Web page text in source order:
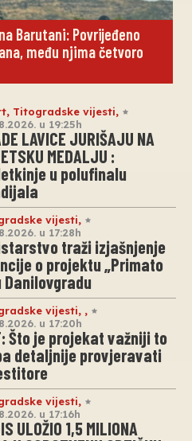
Barutani: Povrijeđeno
među njima četvoro
, Titogradske vijesti,
u 19:25h
LAVICE JURIŠAJU NA
MEDALJU :
u polufinalu
vijesti,
u 17:28h
traži izjašnjenje
o projektu „Primato
Danilovgradu
vijesti, ,
u 17:20h
Što je projekat važniji to
detaljnije provjeravati
vijesti,
u 17:16h
ULOŽIO 1,5 MILIONA